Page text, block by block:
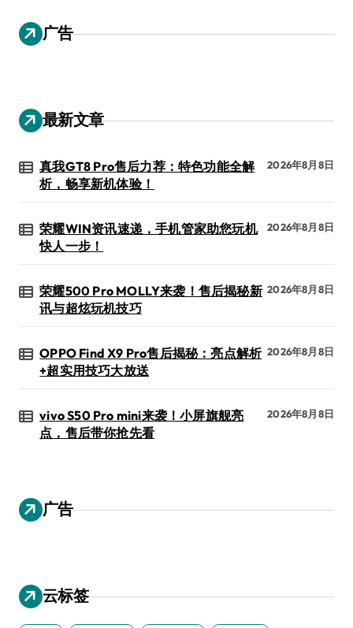
广告
最新文章
真我GT8 Pro售后力荐：特色功能全解
析，畅享新机体验！
2026年8月8日
荣耀WIN资讯速递，手机管家助您玩机
快人一步！
2026年8月8日
荣耀500 Pro MOLLY来袭！售后揭秘新
讯与超炫玩机技巧
2026年8月8日
OPPO Find X9 Pro售后揭秘：亮点解析
+超实用技巧大放送
2026年8月8日
vivo S50 Pro mini来袭！小屏旗舰亮
点，售后带你抢先看
2026年8月8日
广告
云标签